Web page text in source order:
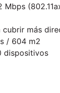
Mbps
más
/ 604 m2
dispositivos